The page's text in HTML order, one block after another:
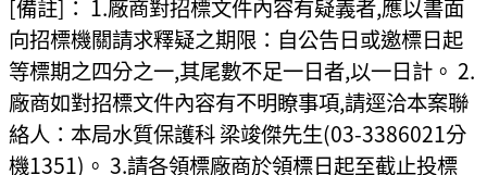
[備註]： 1.廠商對招標文件內容有疑義者,應以書面
向招標機關請求釋疑之期限：自公告日或邀標日起
等標期之四分之一,其尾數不足一日者,以一日計。 2.
廠商如對招標文件內容有不明瞭事項,請逕洽本案聯
絡人：本局水質保護科 梁竣傑先生(03-3386021分
機1351)。 3.請各領標廠商於領標日起至截止投標